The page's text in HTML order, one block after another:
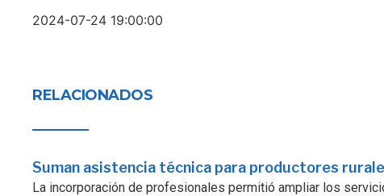
2024-07-24 19:00:00
RELACIONADOS
Suman asistencia técnica para productores
La incorporación de profesionales permitió ampliar los